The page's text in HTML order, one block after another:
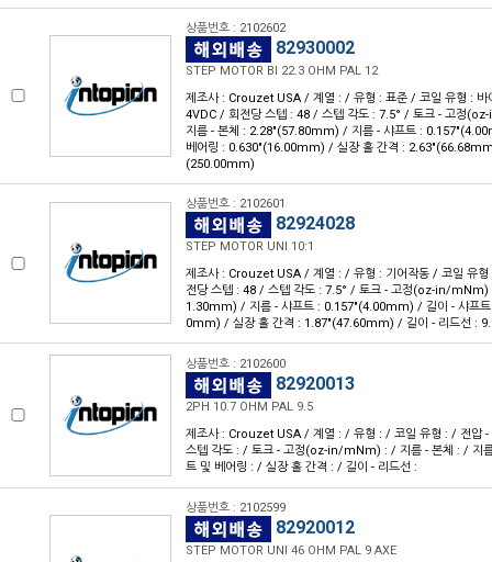
상품번호 : 2102602
82930002
STEP MOTOR BI 22.3 OHM PAL 12
제조사 : Crouzet USA / 계열 : / 유형 : 표준 / 코일 유형 : 바
4VDC / 회전당 스텝 : 48 / 스텝 각도 : 7.5° / 토크 - 고정
지름 - 본체 : 2.28"(57.80mm) / 지름 - 샤프트 :
베어링 : 0.630"(16.00mm) / 실장 홀 간격 :
(250.00mm)
상품번호 : 2102601
82924028
STEP MOTOR UNI 10:1
제조사 : Crouzet USA / 계열 : / 유형 : 기어작동 / 코일 유
전당 스텝 : 48 / 스텝 각도 : 7.5° / 토크 - 고정(oz-in/
1.30mm) / 지름 - 샤프트 : 0.157"(4.00mm) / 길이 - 샤프
0mm) / 실장 홀 간격 : 1.87"(47.60mm) / 길이 - 리드선 :
상품번호 : 2102600
82920013
2PH 10.7 OHM PAL 9.5
제조사 : Crouzet USA / 계열 : / 유형 : / 코일 유형 : / 전압
스텝 각도 : / 토크 - 고정(oz-in/mNm) : / 지름 - 본체 : / 지
트 및 베어링 : / 실장 홀 간격 : / 길이 - 리드선 :
상품번호 : 2102599
82920012
STEP MOTOR UNI 46 OHM PAL 9 AXE